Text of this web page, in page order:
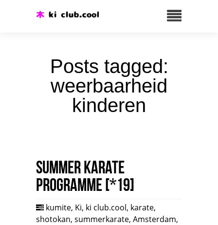
Posts tagged:
weerbaarheid
kinderen
Summer karate
programme [*19]
kumite, Ki, ki club.cool, karate,
shotokan, summerkarate, Amsterdam,